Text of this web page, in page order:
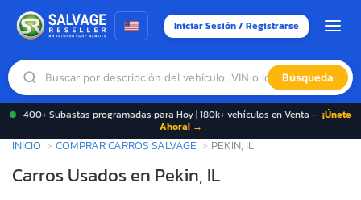
Iniciar Sesión / Registrarse
Búsqueda
400+ Subastas programadas para Hoy | 180k+ vehículos en Venta - ¡Únete
Ahora! →
INICIO COMPRAR CARROS SALVAGE PEKIN, IL
Carros Usados en Pekin, IL